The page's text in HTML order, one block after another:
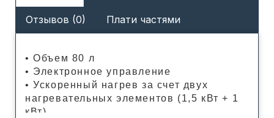
Отзывов (0) Плати частями
• Объем 80 л
• Электронное управление
• Ускоренный нагрев за счет двух
нагревательных элементов (1,5 кВт + 1
кВт)